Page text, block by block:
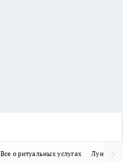
Все о ритуальных услугах Лунно-